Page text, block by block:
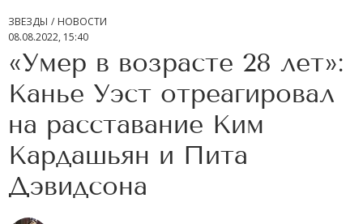
ЗВЕЗДЫ
НОВОСТИ
08.08.2022, 15:40
«Умер в возрасте 28 лет»:
Канье Уэст отреагировал
на расставание Ким
Кардашьян и Пита
Дэвидсона